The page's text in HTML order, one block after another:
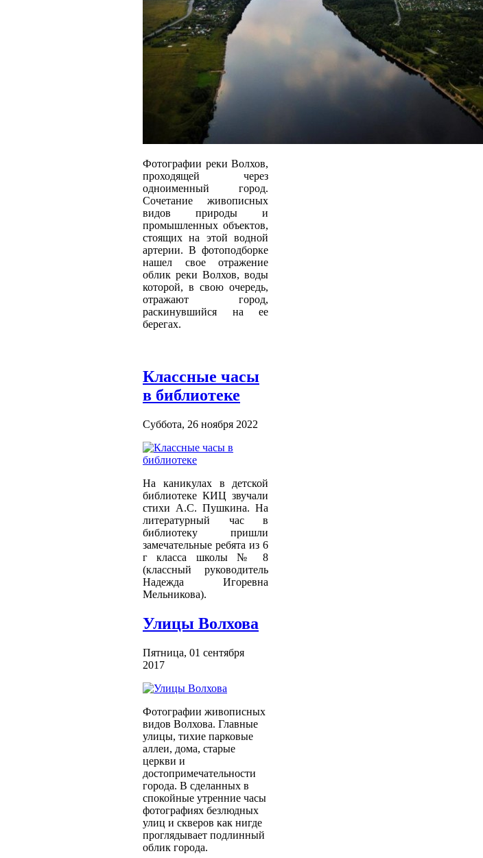
Фотографии реки Волхов,
проходящей через
одноименный город.
Сочетание живописных
видов природы и
промышленных объектов,
стоящих на этой водной
артерии. В фотоподборке
нашел свое отражение
облик реки Волхов, воды
которой, в свою очередь,
отражают город,
раскинувшийся на ее
берегах.
Классные часы
в библиотеке
Суббота, 26 ноября 2022
На каникулах в детской
библиотеке КИЦ звучали
стихи А.С. Пушкина. На
литературный час в
библиотеку пришли
замечательные ребята из 6
г класса школы № 8
(классный руководитель
Надежда Игоревна
Мельникова).
Улицы Волхова
Пятница, 01 сентября
2017
Фотографии живописных
видов Волхова. Главные
улицы, тихие парковые
аллеи, дома, старые
церкви и
достопримечательности
города. В сделанных в
спокойные утренние часы
фотографиях безлюдных
улиц и скверов как нигде
проглядывает подлинный
облик города.